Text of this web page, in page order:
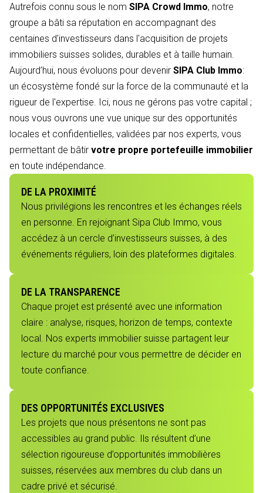
Autrefois connu sous le nom SIPA Crowd Immo, notre
groupe a bâti sa réputation en accompagnant des
centaines d'investisseurs dans l'acquisition de projets
immobiliers suisses solides, durables et à taille humain.
Aujourd’hui, nous évoluons pour devenir SIPA Club Immo:
un écosystème fondé sur la force de la communauté et la
rigueur de l'expertise. Ici, nous ne gérons pas votre capital ;
nous vous ouvrons une vue unique sur des opportunités
locales et confidentielles, validées par nos experts, vous
permettant de bâtir votre propre portefeuille immobilier
en toute indépendance.
DE LA PROXIMITÉ
Nous privilégions les rencontres et les échanges réels
en personne. En rejoignant Sipa Club Immo, vous
accédez à un cercle d’investisseurs suisses, à des
événements réguliers, loin des plateformes digitales.
DE LA TRANSPARENCE
Chaque projet est présenté avec une information
claire : analyse, risques, horizon de temps, contexte
local. Nos experts immobilier suisse partagent leur
lecture du marché pour vous permettre de décider en
toute confiance.
DES OPPORTUNITÉS EXCLUSIVES
Les projets que nous présentons ne sont pas
accessibles au grand public. Ils résultent d’une
sélection rigoureuse d’opportunités immobilières
suisses, réservées aux membres du club dans un
cadre privé et sécurisé.